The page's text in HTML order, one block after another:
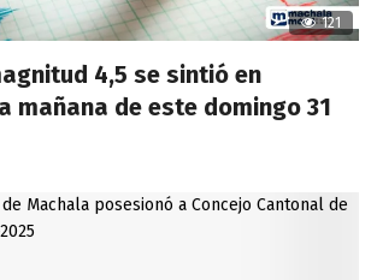
121
4,5 se sintió en
mañana de este domingo 31